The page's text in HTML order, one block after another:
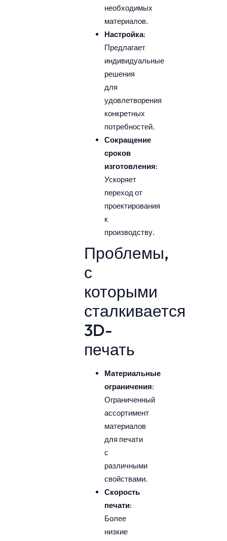
необходимых
материалов.
Настройка:
Предлагает
индивидуальные
решения
для
удовлетворения
конкретных
потребностей.
Сокращение
сроков
изготовления:
Ускоряет
переход от
проектирования
к
производству.
Проблемы,
с
которыми
сталкивается
3D-
печать
Материальные
ограничения:
Ограниченный
ассортимент
материалов
для печати
с
различными
свойствами.
Скорость
печати:
Более
низкие